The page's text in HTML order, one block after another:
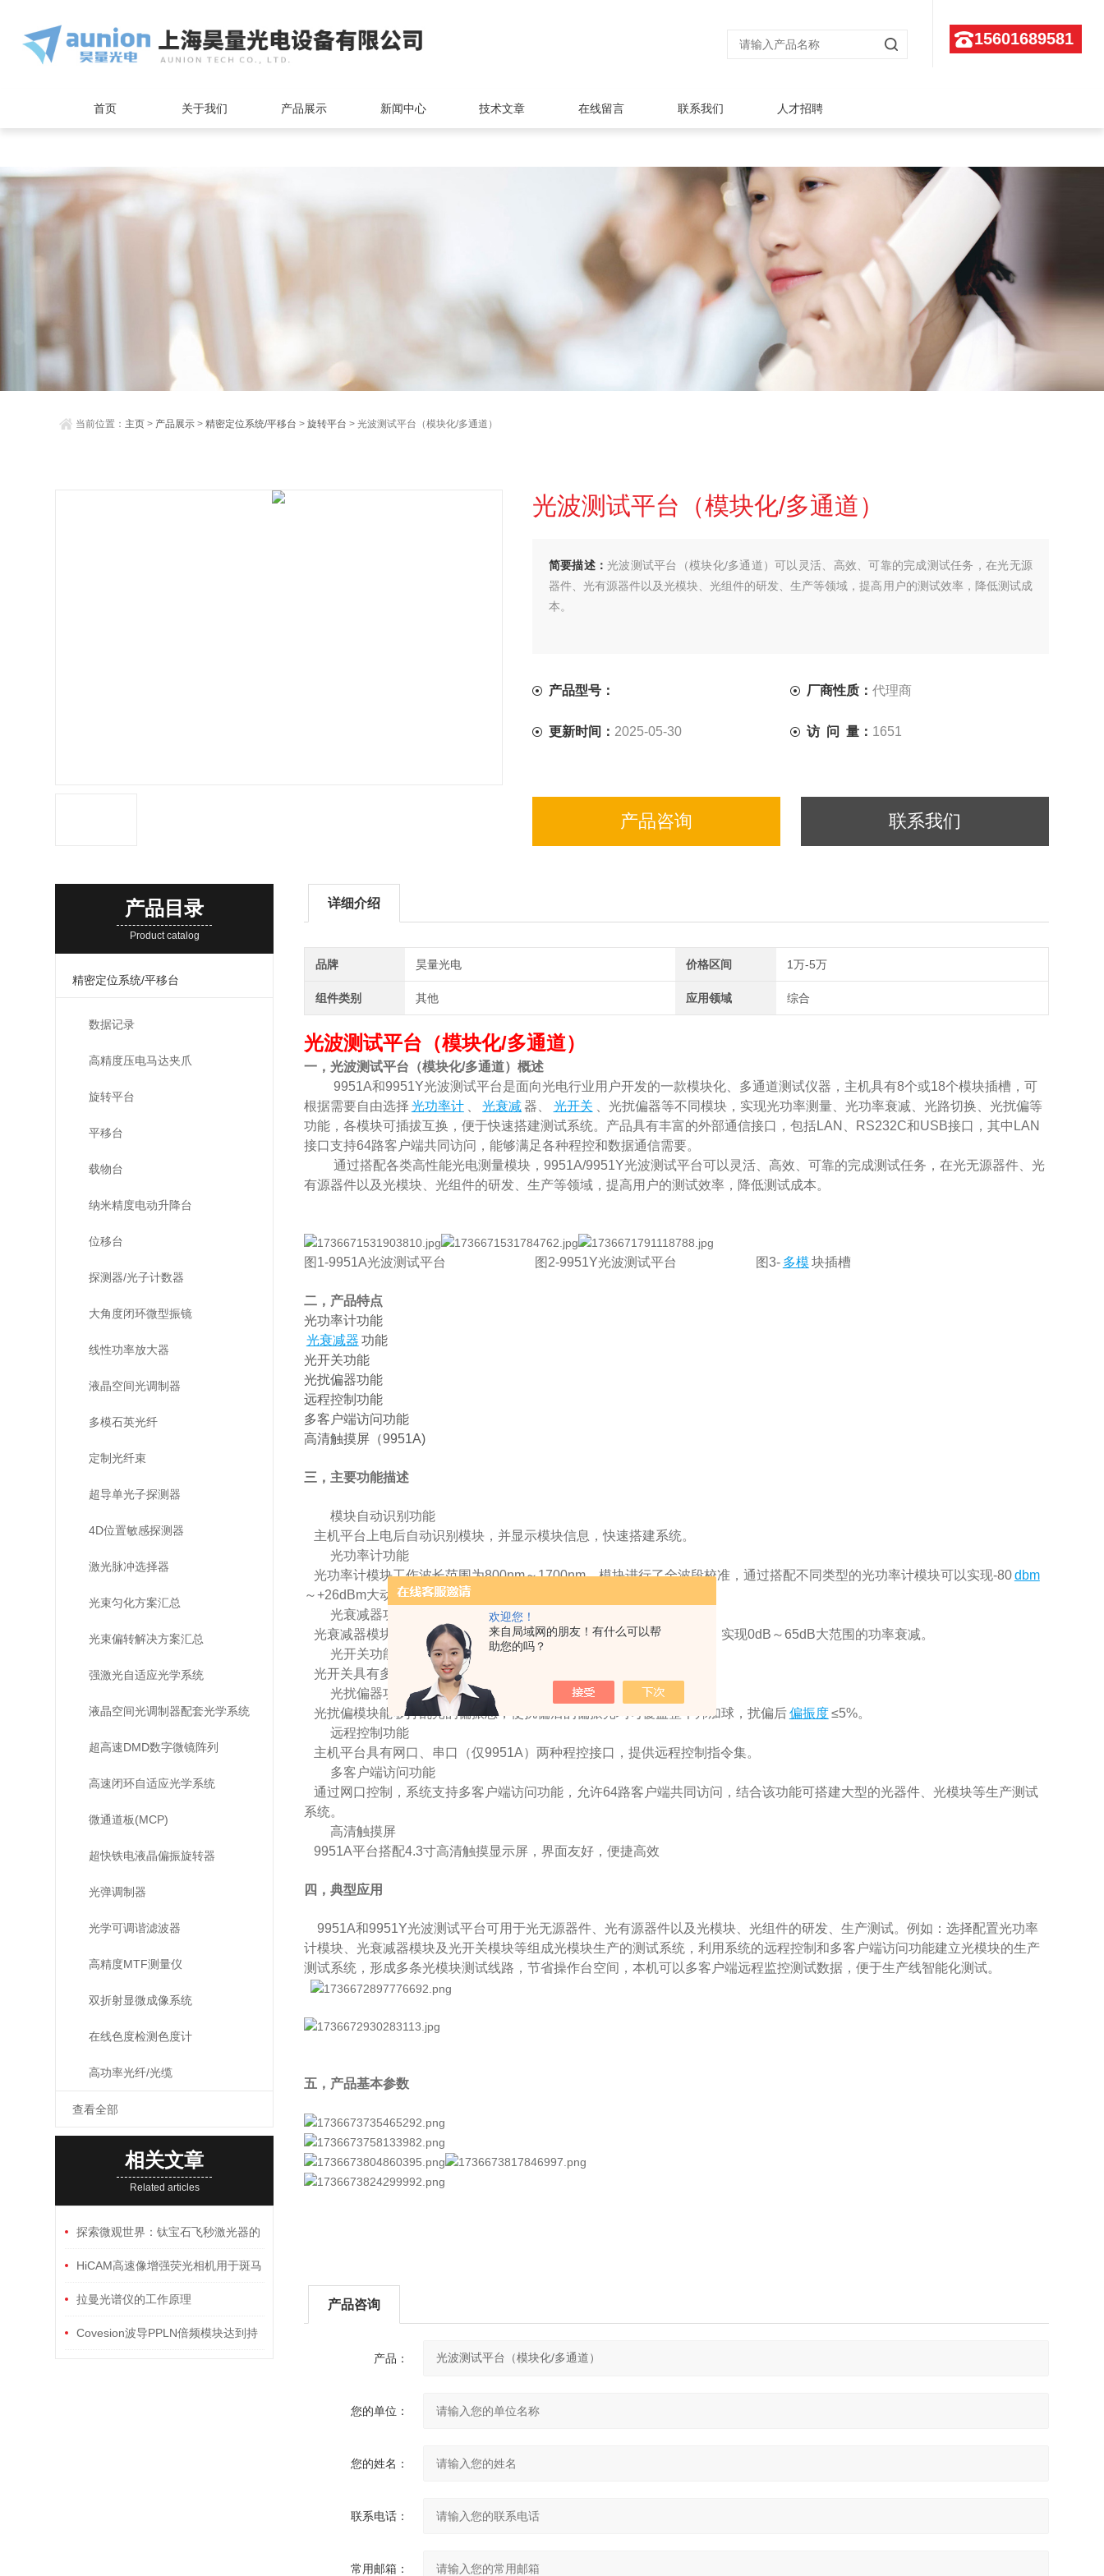
欢迎您！
来自局域网的朋友！有什么可以帮
助您的吗？
15601689581
首页 关于我们 产品展示 新闻中心 技术文章 在线留言 联系我们 人才招聘
当前位置： 主页 > 产品展示 >精密定位系统/平移台 >旋转平台 > 光波测试平台（模块化/多通道）
光波测试平台（模块化/多通道）
简要描述：光波测试平台（模块化/多通道）可以灵活、高效、可靠的完成测试任务，在光无源
器件、光有源器件以及光模块、光组件的研发、生产等领域，提高用户的测试效率，降低测试成
本。
产品型号： 厂商性质：代理商
更新时间： 2025-05-30 访 问 量： 1651
产品咨询 联系我们
产品目录
Product catalog
精密定位系统/平移台
数据记录
高精度压电马达夹爪
旋转平台
平移台
载物台
纳米精度电动升降台
位移台
探测器/光子计数器
大角度闭环微型振镜
线性功率放大器
液晶空间光调制器
多模石英光纤
定制光纤束
超导单光子探测器
4D位置敏感探测器
激光脉冲选择器
光束匀化方案汇总
光束偏转解决方案汇总
强激光自适应光学系统
液晶空间光调制器配套光学系统
超高速DMD数字微镜阵列
高速闭环自适应光学系统
微通道板(MCP)
超快铁电液晶偏振旋转器
光弹调制器
光学可调谐滤波器
高精度MTF测量仪
双折射显微成像系统
在线色度检测色度计
高功率光纤/光缆
查看全部
相关文章
Related articles
探索微观世界：钛宝石飞秒激光器的
无损检测应用
HiCAM高速像增强荧光相机用于斑马
鱼心脏的高速活体成像技术
拉曼光谱仪的工作原理
Covesion波导PPLN倍频模块达到持
详细介绍
品牌 昊量光电 价格区间 1万-5万
组件类别 其他 应用领域 综合
光波测试平台（模块化/多通道）
一， 光波测试平台（模块化/多通道） 概述
9951A和9951Y光波测试平台是面向光电行业用户开发的一款模块化、多通道测试仪器，主机具有8个或18个模块插槽，可
根据需要自由选择 光功率计 光衰减器、 光开关
、光扰偏器等不同模块，实现光功率测量、光功率衰减、光路切换、光扰偏等
功能，各模块可插拔互换，便于快速搭建测试系统。产品具有丰富的外部通信接口，包括LAN、RS232C和USB接口，其中LAN
接口支持64路客户端共同访问，能够满足各种程控和数据通信需要。
通过搭配各类高性能光电测量模块，9951A/9951Y光波测试平台可以灵活、高效、可靠的完成测试任务，在光无源器件、光
有源器件以及光模块、光组件的研发、生产等领域，提高用户的测试效率，降低测试成本。
图1-9951A光波测试平台 图2-9951Y光波测试平台 图3- 多模 块插槽
二，产品特点
光功率计功能
光衰减器 功能
光开关功能
光扰偏器功能
远程控制功能
多客户端访问功能
高清触摸屏（9951A)
三，主要功能描述
模块自动识别功能
主机平台上电后自动识别模块，并显示模块信息，快速搭建系统。
光功率计功能
光功率计模块工作波长范围为800nm～1700nm，模块进行了全波段校准，通过搭配不同类型的光功率计模块可以实现-80dbm
～+26dBm大动态范围的光功率测试。
光衰减器功能
光衰减器模块具有单模和多模两种测试模块，可进行光功率衰减控制，实现0dB～65dB大范围的功率衰减。
光开关功能
光开关具有多种不同通道模块，可以实现光路的快速切换。
光扰偏器功能
光扰偏模块能够打乱光的偏振态，使扰偏后的偏振光均匀覆盖整个邦加球，扰偏后偏振度≤5%。
远程控制功能
主机平台具有网口、串口（仅9951A）两种程控接口，提供远程控制指令集。
多客户端访问功能
通过网口控制，系统支持多客户端访问功能，允许64路客户端共同访问，结合该功能可搭建大型的光器件、光模块等生产测试
系统。
高清触摸屏
9951A平台搭配4.3寸高清触摸显示屏，界面友好，便捷高效
四，典型应用
9951A和9951Y光波测试平台可用于光无源器件、光有源器件以及光模块、光组件的研发、生产测试。例如：选择配置光功率
计模块、光衰减器模块及光开关模块等组成光模块生产的测试系统，利用系统的远程控制和多客户端访问功能建立光模块的生产
测试系统，形成多条光模块测试线路，节省操作台空间，本机可以多客户端远程监控测试数据，便于生产线智能化测试。
五，产品基本参数
产品咨询
产品：
您的单位：
您的姓名：
联系电话：
常用邮箱：